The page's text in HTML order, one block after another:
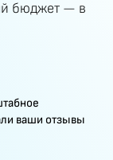
бюджет — в
ваши отзывы